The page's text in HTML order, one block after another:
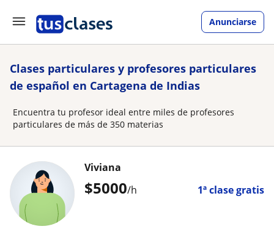
Anunciarse
Clases particulares y profesores particulares
de español en Cartagena de Indias
Encuentra tu profesor ideal entre miles de profesores
particulares de más de 350 materias
$5000/h 1ª clase gratis
Viviana